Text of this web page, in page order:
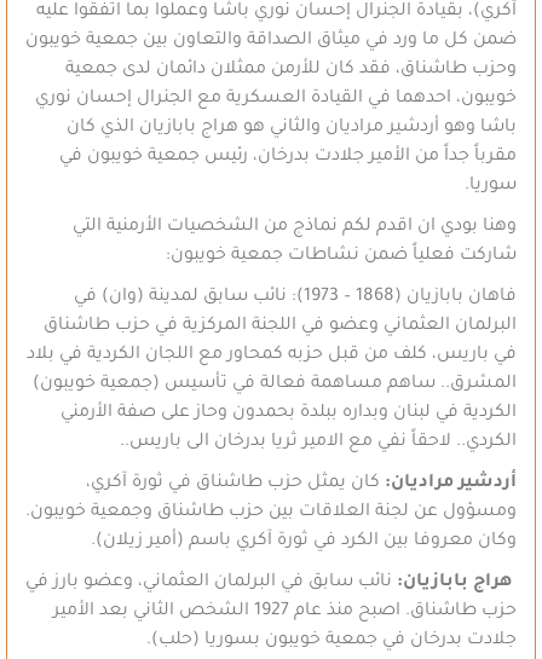
آكري)، بقيادة الجنرال إحسان نوري باشا وعملوا بما اتفقوا عليه
ضمن كل ما ورد في ميثاق الصداقة والتعاون بين جمعية خويبون
وحزب طاشناق، فقد كان للأرمن ممثلان دائمان لدى جمعية
خويبون، احدهما في القيادة العسكرية مع الجنرال إحسان نوري
باشا وهو أردشير مراديان والثاني هو هراج بابازيان الذي كان
مقرباً جداً من الأمير جلادت بدرخان، رئيس جمعية خويبون في
سوريا.
وهنا بودي ان اقدم لكم نماذج من الشخصيات الأرمنية التي
شاركت فعلياً ضمن نشاطات جمعية خويبون:
فاهان بابازيان (1868 – 1973): نائب سابق لمدينة (وان) في
البرلمان العثماني وعضو في اللجنة المركزية في حزب طاشناق
في باريس، كلف من قبل حزبه كمحاور مع اللجان الكردية في بلاد
المشرق.. ساهم مساهمة فعالة في تأسيس (جمعية خويبون)
الكردية في لبنان وبداره ببلدة بحمدون وحاز على صفة الأرمني
الكردي.. لاحقاً نفي مع الامير ثريا بدرخان الى باريس..
أردشير مراديان: كان يمثل حزب طاشناق في ثورة آكري،
ومسؤول عن لجنة العلاقات بين حزب طاشناق وجمعية خويبون.
وكان معروفا بين الكرد في ثورة آكري باسم (أمير زيلان).
هراج بابازيان: نائب سابق في البرلمان العثماني، وعضو بارز في
حزب طاشناق. اصبح منذ عام 1927 الشخص الثاني بعد الأمير
جلادت بدرخان في جمعية خويبون بسوريا (حلب).